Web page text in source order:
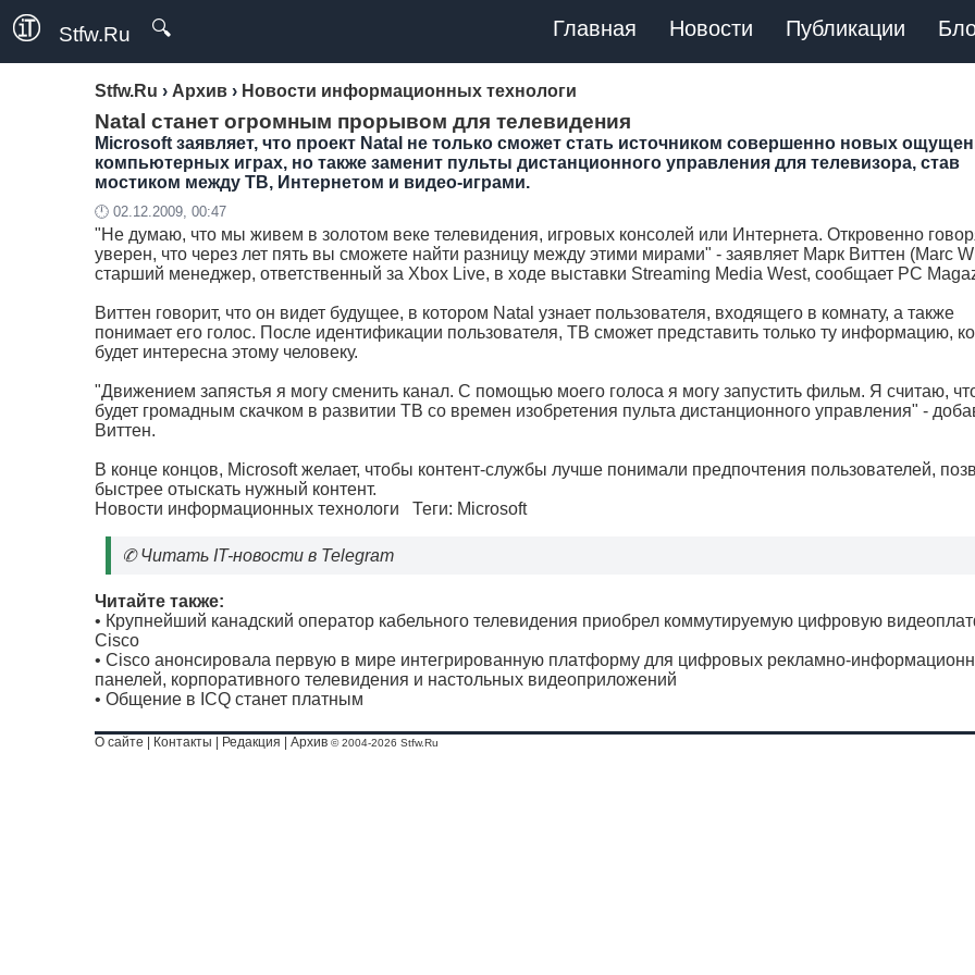
Stfw.Ru 🔍 Главная Новости Публикации
Stfw.Ru › Архив › Новости информационных технологи
Natal станет огромным прорывом для телевидения
Microsoft заявляет, что проект Natal не только сможет стать источником совершенно новых
компьютерных играх, но также заменит пульты дистанционного управления для телевизора, став
мостиком между ТВ, Интернетом и видео-играми.
🕛 02.12.2009, 00:47
"Не думаю, что мы живем в золотом веке телевидения, игровых консолей или Интернета. Откровенно
уверен, что через лет пять вы сможете найти разницу между этими мирами" - заявляет Марк Виттен (Marc
старший менеджер, ответственный за Xbox Live, в ходе выставки Streaming Media West, сообщает PC
Виттен говорит, что он видет будущее, в котором Natal узнает пользователя, входящего в комнату, а также
понимает его голос. После идентификации пользователя, ТВ сможет представить только ту информацию,
будет интересна этому человеку.
"Движением запястья я могу сменить канал. С помощью моего голоса я могу запустить фильм. Я считаю,
будет громадным скачком в развитии ТВ со времен изобретения пульта дистанционного управления" -
Виттен.
В конце концов, Microsoft желает, чтобы контент-службы лучше понимали предпочтения пользователей,
быстрее отыскать нужный контент.
Новости информационных технологи Теги: Microsoft
✆Читать IT-новости в Telegram
Читайте также:
• Крупнейший канадский оператор кабельного телевидения приобрел коммутируемую цифровую
Cisco
• Cisco анонсировала первую в мире интегрированную платформу для цифровых рекламно-
панелей, корпоративного телевидения и настольных видеоприложений
• Общение в ICQ станет платным
О сайте Контакты Редакция Архив © 2004-2026 Stfw.Ru